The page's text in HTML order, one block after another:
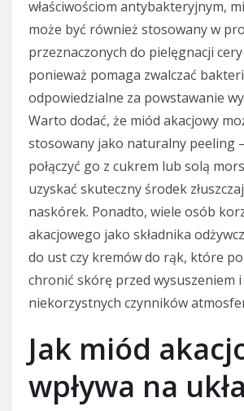
właściwościom antybakteryjnym,
może być również stosowany w
przeznaczonych do pielęgnacji
ponieważ pomaga zwalczać
odpowiedzialne za powstawanie
Warto dodać, że miód akacjowy
stosowany jako naturalny peeling
połączyć go z cukrem lub solą
uzyskać skuteczny środek
naskórek. Ponadto, wiele osób
akacjowego jako składnika
do ust czy kremów do rąk, które
chronić skórę przed wysuszeniem i
niekorzystnych czynników
Jak miód
wpływa na